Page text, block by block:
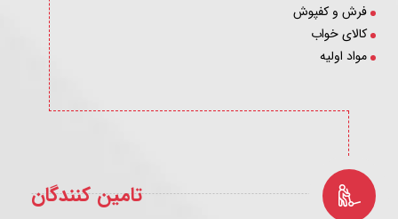
فرش و کفپوش
کالای خواب
مواد اولیه
تامین کنندگان